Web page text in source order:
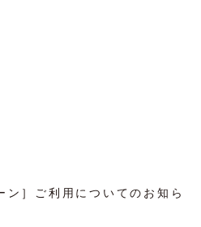
］ご利用についてのお知ら